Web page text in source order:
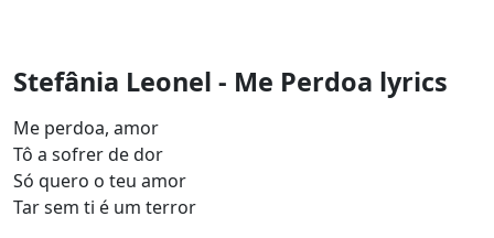
Stefânia Leonel - Me Perdoa lyrics
Me perdoa, amor
Tô a sofrer de dor
Só quero o teu amor
Tar sem ti é um terror